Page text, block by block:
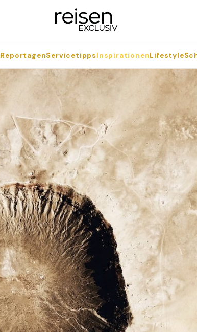
ReportagenServicetippsInspirationenLifestyle